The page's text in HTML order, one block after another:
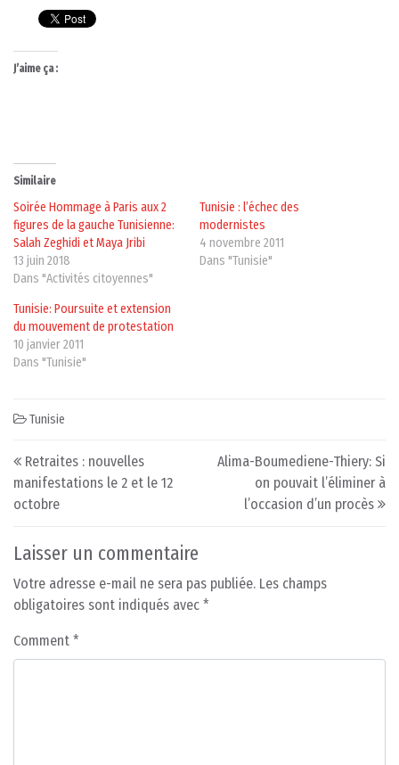
J’aime ça :
Similaire
Soirée Hommage à Paris aux 2
figures de la gauche Tunisienne:
Salah Zeghidi et Maya Jribi
13 juin 2018
Dans "Activités citoyennes"
Tunisie : l’échec des
modernistes
4 novembre 2011
Dans "Tunisie"
Tunisie: Poursuite et extension
du mouvement de protestation
10 janvier 2011
Dans "Tunisie"
Tunisie
Post navigation
Retraites : nouvelles
manifestations le 2 et le 12
octobre
Alima-Boumediene-Thiery: Si
on pouvait l’éliminer à
l’occasion d’un procès
Laisser un commentaire
Votre adresse e-mail ne sera pas publiée. Les champs
obligatoires sont indiqués avec *
Comment *